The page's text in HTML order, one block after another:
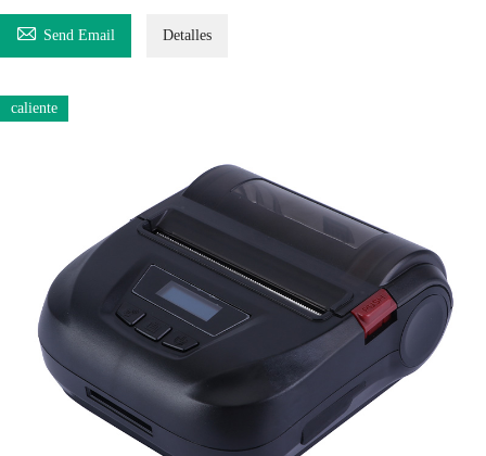
 Send Email Detalles
caliente